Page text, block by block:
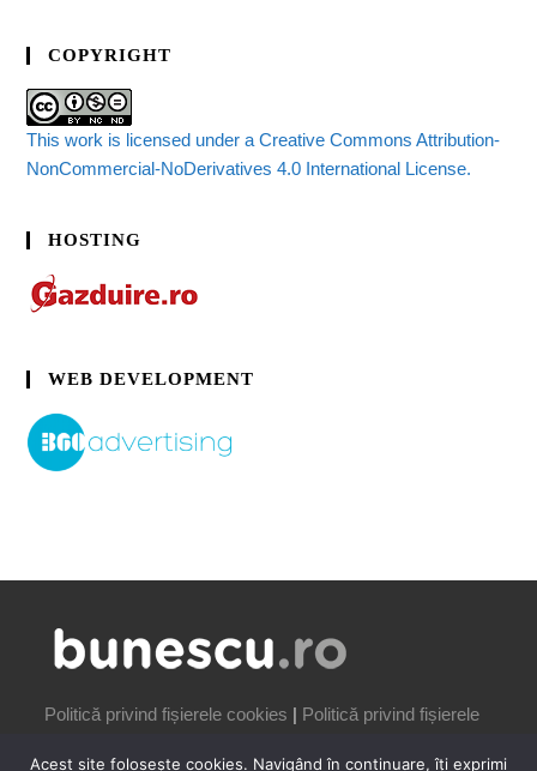
COPYRIGHT
This work is licensed under a Creative Commons Attribution-
NonCommercial-NoDerivatives 4.0 International License.
HOSTING
WEB DEVELOPMENT
Politică privind fișierele cookies | Politică privind fișierele
Acest site folosește cookies. Navigând în continuare, îți exprimi